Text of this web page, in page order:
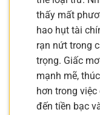
thấy mất
hao hụt tài
rạn nứt trong
trọng. Giấc
mạnh mẽ,
hơn trong
đến tiền bạc